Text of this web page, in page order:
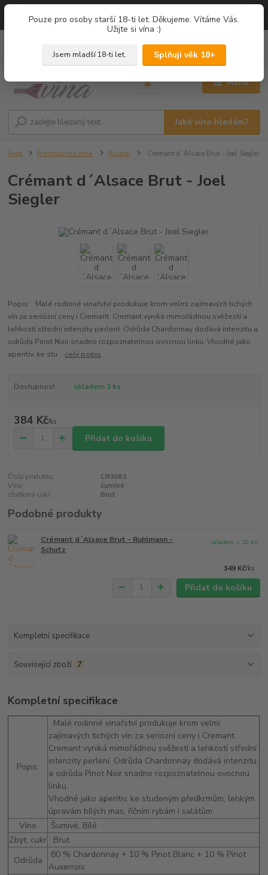
===
Pouze pro osoby starší 18-ti let. Děkujeme. Vítáme Vás.
Užijte si vína :)
Jsem mladší 18-ti let. Splňuji věk 18+
Menu
Jaké víno hledám?
0,00 Kč
Úvod Francouzská vína Alsace Crémant d´Alsace Brut - Joel Siegler
Crémant d´Alsace Brut - Joel
Siegler
Popis: Malé rodinné vinařství produkuje krom velmi zajímavých tichých
vín za seriózní ceny i Cremant. Cremant vyniká mimořádnou svěžestí a
lehkostí střední intenzity perlení. Odrůda Chardonnay dodává intenzitu a
odrůda Pinot Noir snadno rozpoznatelnou ovocnou linku. Vhodné jako
aperitiv, ke stu... celý popis
Dostupnost skladem 3 ks
384 Kč/ks
Přidat do košíku
Číslo produktu:
CR3062
Víno:
šumivé
zbytkový cukr:
Brut
Podobné produkty
Crémant d´Alsace Brut - Ruhlmann -
Schutz
349 Kč/ks
skladem > 10 ks
Přidat do košíku
Kompletní specifikace
Související zboží 7
Kompletní specifikace
Popis:
Malé rodinné vinařství produkuje krom velmi
zajímavých tichých vín za seriózní ceny i Cremant.
Cremant vyniká mimořádnou svěžestí a lehkostí střední
intenzity perlení. Odrůda Chardonnay dodává intenzitu
a odrůda Pinot Noir snadno rozpoznatelnou ovocnou
linku.
Vhodné jako aperitiv, ke studeným předkrmům, lehkým
úpravám bílých mas, říčním rybám i salátům.
Víno
Šumivé, Bílé
Zbyt. cukr
Brut
Odrůda
80 % Chardonnay + 10 % Pinot Blanc + 10 % Pinot
Auxerrois